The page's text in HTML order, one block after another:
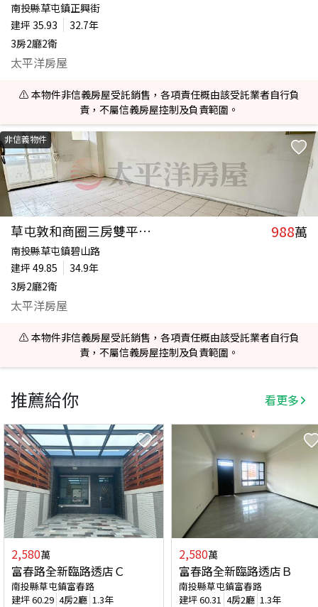
南投縣草屯鎮正興街
建坪 35.93
32.7年
3房2廳2衛
太平洋房屋
⚠️ 本物件非信義房屋受託銷售，各項責任概由該受託業者自行負
責，不屬信義房屋控制及負責範圍。
非信義物件
草屯敦和商圈三房雙平車戶 988萬
南投縣草屯鎮碧山路
建坪 49.85
34.9年
3房2廳2衛
太平洋房屋
⚠️ 本物件非信義房屋受託銷售，各項責任概由該受託業者自行負
責，不屬信義房屋控制及負責範圍。
推薦給你 看更多
2,580萬
富春路全新臨路透店Ｃ
南投縣草屯鎮富春路
建坪60.29 4房2廳 1.3年
2,580萬
富春路全新臨路透店Ｂ
南投縣草屯鎮富春路
建坪60.31 4房2廳 1.3年